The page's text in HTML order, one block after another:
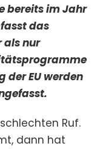
bereits im Jahr
das
als nur
der EU werden
Ruf.
dann hat